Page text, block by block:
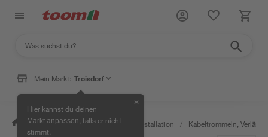
Mein Markt: Troisdorf
Hier kannst du deinen
Markt anpassen , falls er nicht
stimmt.
✕
/ Bauen & Renovieren / Elektroinstallation / Kabeltrommeln,